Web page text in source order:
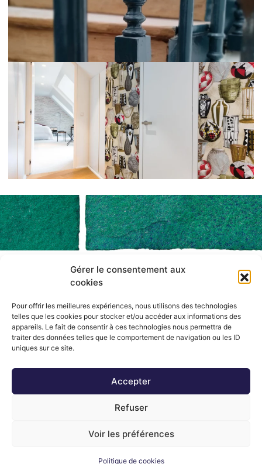
Gérer le consentement aux
cookies
Pour offrir les meilleures expériences, nous utilisons des technologies
telles que les cookies pour stocker et/ou accéder aux informations des
appareils. Le fait de consentir à ces technologies nous permettra de
traiter des données telles que le comportement de navigation ou les ID
uniques sur ce site.
Accepter
Refuser
Voir les préférences
Politique de cookies
SAS FOUGERAY DÉCORATION
16 rue Augustin Fresnel
35400 Saint-Malo
02 99 81 86 57